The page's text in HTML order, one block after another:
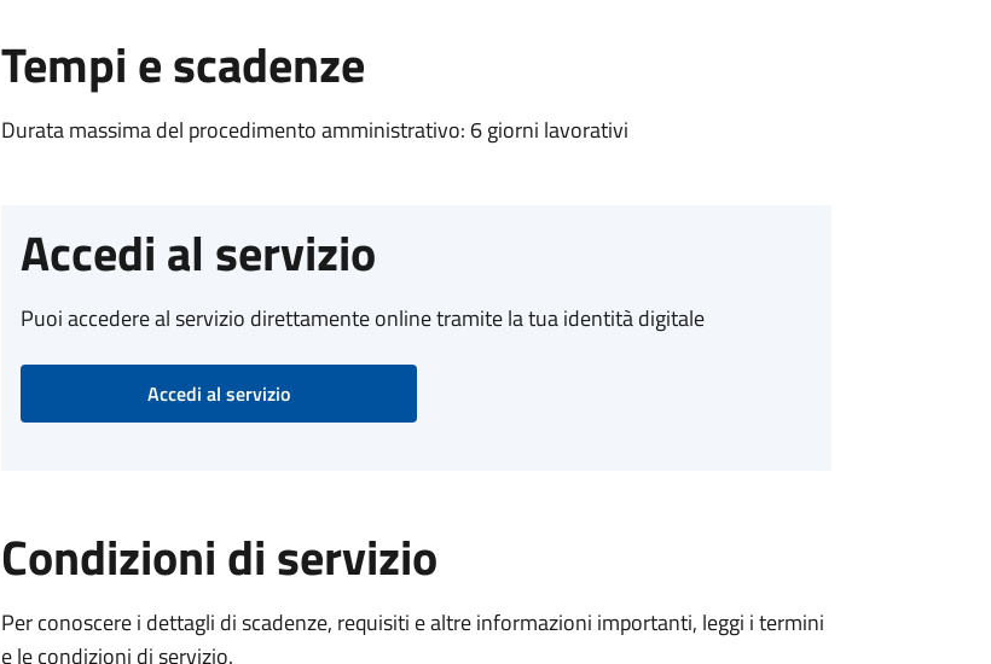
Tempi e scadenze
Durata massima del procedimento amministrativo: 6 giorni lavorativi
Accedi al servizio
Puoi accedere al servizio direttamente online tramite la tua identità digitale
Accedi al servizio
Condizioni di servizio
Per conoscere i dettagli di scadenze, requisiti e altre informazioni importanti, leggi i termini
e le condizioni di servizio.